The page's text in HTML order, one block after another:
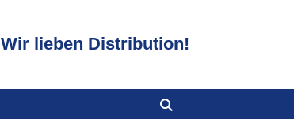
Wir lieben Distribution!